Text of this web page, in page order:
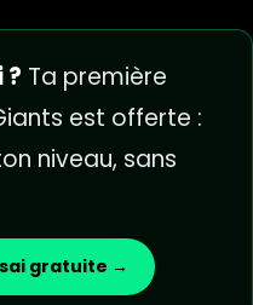
? Ta première
est offerte :
niveau, sans
gratuite →